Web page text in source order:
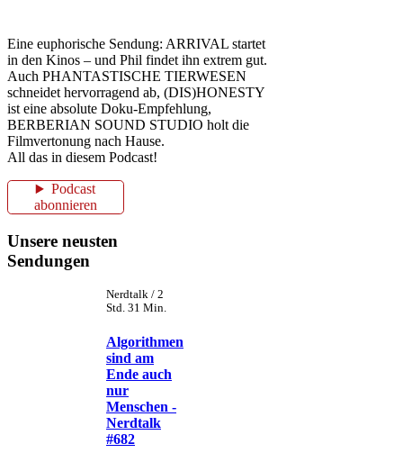
Eine euphorische Sendung: ARRIVAL startet
in den Kinos – und Phil findet ihn extrem gut.
Auch PHANTASTISCHE TIERWESEN
schneidet hervorragend ab, (DIS)HONESTY
ist eine absolute Doku-Empfehlung,
BERBERIAN SOUND STUDIO holt die
Filmvertonung nach Hause.
All das in diesem Podcast!
Podcast
abonnieren
Unsere neusten
Sendungen
Nerdtalk / 2
Std. 31 Min.
Algorithmen
sind am
Ende auch
nur
Menschen -
Nerdtalk
#682